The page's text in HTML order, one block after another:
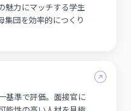
魅力にマッチする学生
集団を効率的につくり
基準で評価。面接官に